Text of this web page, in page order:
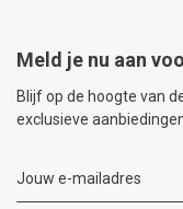
Meld je nu aan
Blijf op de hoogte van
exclusieve